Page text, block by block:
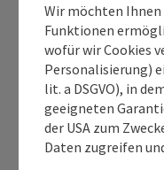
Wir möchten
Funktionen
wofür wir Cookies
Personalisierung)
lit. a DSGVO), in
geeigneten
der USA zum
Daten zugreifen